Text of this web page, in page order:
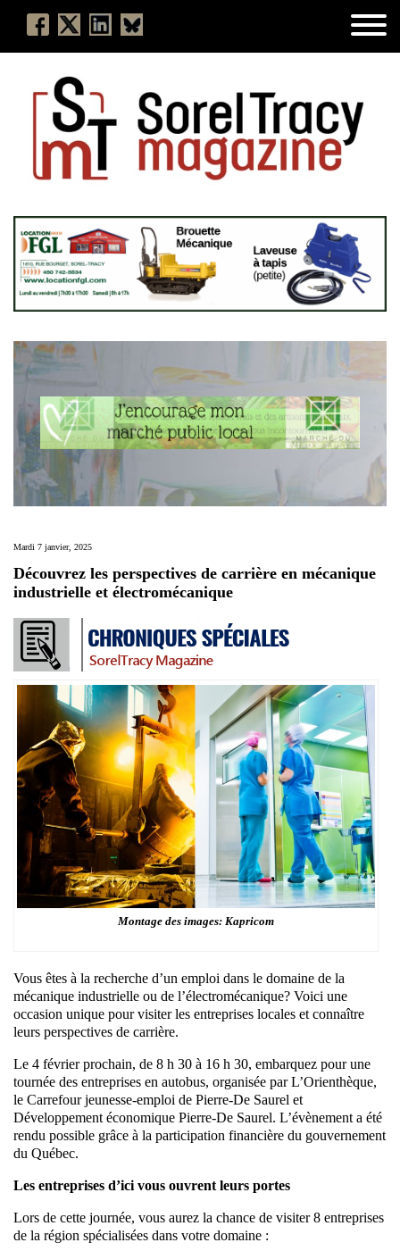
Mardi 7 janvier, 2025
Découvrez les perspectives de carrière en mécanique
industrielle et électromécanique
Montage des images: Kapricom
Vous êtes à la recherche d’un emploi dans le domaine de la
mécanique industrielle ou de l’électromécanique? Voici une
occasion unique pour visiter les entreprises locales et connaître
leurs perspectives de carrière.
Le 4 février prochain, de 8 h 30 à 16 h 30, embarquez pour une
tournée des entreprises en autobus, organisée par L’Orienthèque,
le Carrefour jeunesse-emploi de Pierre-De Saurel et
Développement économique Pierre-De Saurel. L’évènement a été
rendu possible grâce à la participation financière du gouvernement
du Québec.
Les entreprises d’ici vous ouvrent leurs portes
Lors de cette journée, vous aurez la chance de visiter 8 entreprises
de la région spécialisées dans votre domaine :